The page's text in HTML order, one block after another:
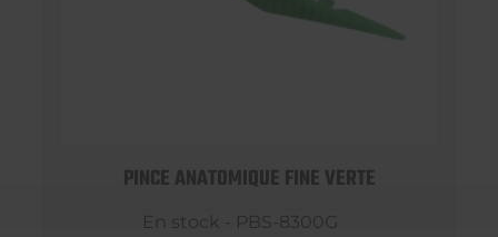
PINCE ANATOMIQUE FINE VERTE
En stock - PBS-8300G